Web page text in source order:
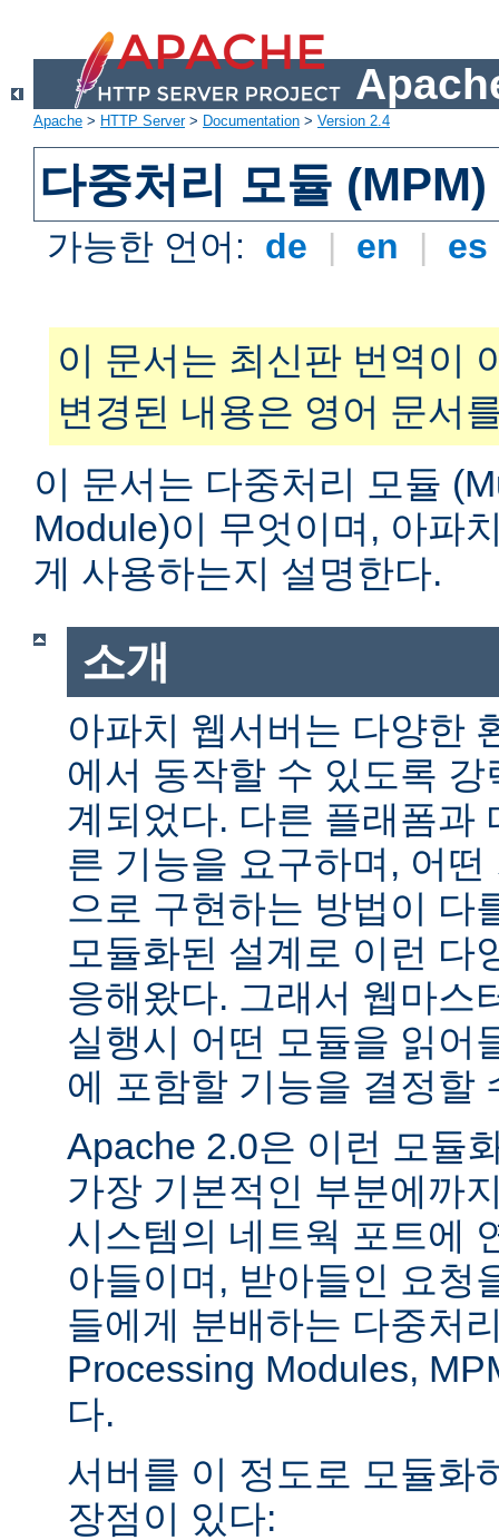
Apache > HTTP Server> Documentation > Version 2.4
다중처리 모듈 (MPM)
가능한 언어: de | en | es
이 문서는 최신판 번역이
변경된 내용은 영어 문서
이 문서는 다중처리 모듈
Module)이 무엇이며, 아파
게 사용하는지 설명한다.
소개
아파치 웹서버는 다양한
에서 동작할 수 있도록
계되었다. 다른 플래폼과
른 기능을 요구하며, 어
으로 구현하는 방법이 다
모듈화된 설계로 이런 다
응해왔다. 그래서 웹마스
실행시 어떤 모듈을 읽어
에 포함할 기능을 결정할
Apache 2.0은 이런 모듈
가장 기본적인 부분에까
시스템의 네트웍 포트에
아들이며, 받아들인 요청
들에게 분배하는 다중처
Processing Modules,
다.
서버를 이 정도로 모듈화
장점이 있다: